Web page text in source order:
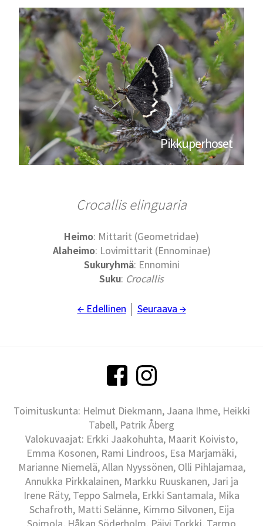
Pikkuperhoset
Crocallis elinguaria
Heimo: Mittarit (Geometridae)
Alaheimo: Lovimittarit (Ennominae)
Sukuryhmä: Ennomini
Suku: Crocallis
← Edellinen Seuraava →
Toimituskunta: Helmut Diekmann, Jaana Ihme, Heikki
Tabell, Patrik Åberg
Valokuvaajat: Erkki Jaakohuhta, Maarit Koivisto,
Emma Kosonen, Rami Lindroos, Esa Marjamäki,
Marianne Niemelä, Allan Nyyssönen, Olli Pihlajamaa,
Annukka Pirkkalainen, Markku Ruuskanen, Jari ja
Irene Räty, Teppo Salmela, Erkki Santamala, Mika
Schafroth, Matti Selänne, Kimmo Silvonen, Eija